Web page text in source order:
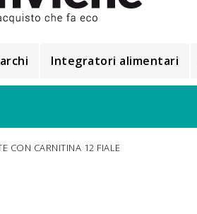
Integratori alimentari
CON CARNITINA 12 FIALE